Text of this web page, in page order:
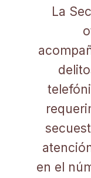
La
en el